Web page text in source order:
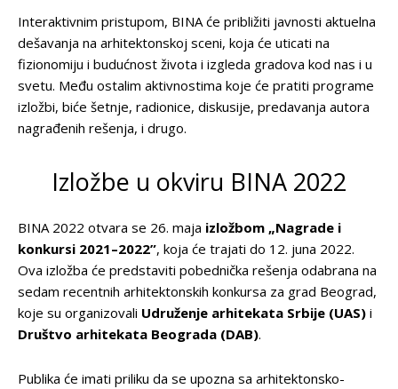
Interaktivnim pristupom, BINA će približiti javnosti aktuelna
dešavanja na arhitektonskoj sceni, koja će uticati na
fizionomiju i budućnost života i izgleda gradova kod nas i u
svetu. Među ostalim aktivnostima koje će pratiti programe
izložbi, biće šetnje, radionice, diskusije, predavanja autora
nagrađenih rešenja, i drugo.
Izložbe u okviru BINA 2022
BINA 2022 otvara se 26. maja izložbom „Nagrade i
konkursi 2021–2022”, koja će trajati do 12. juna 2022.
Ova izložba će predstaviti pobednička rešenja odabrana na
sedam recentnih arhitektonskih konkursa za grad Beograd,
koje su organizovali Udruženje arhitekata Srbije (UAS) i
Društvo arhitekata Beograda (DAB).
Publika će imati priliku da se upozna sa arhitektonsko-